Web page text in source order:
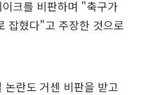
크를 비판하며 "축구가
잡혔다"고 주장한 것으로
논란도 거센 비판을 받고